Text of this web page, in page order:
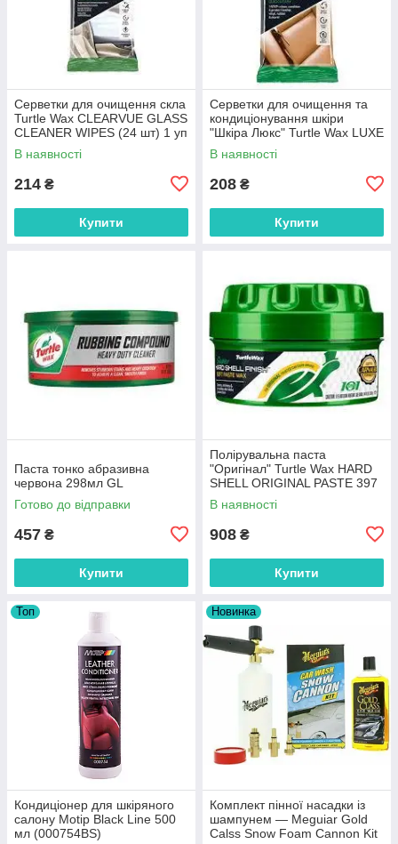
Серветки для очищення скла
Turtle Wax CLEARVUE GLASS
CLEANER WIPES (24 шт) 1 уп
В наявності
214 ₴
Купити
Серветки для очищення та
кондиціонування шкіри
"Шкіра Люкс" Turtle Wax LUXE
LEATHER WIPES (24 шт) 1 уп
В наявності
208 ₴
Купити
Паста тонко абразивна
червона 298мл GL
Готово до відправки
457 ₴
Купити
Полірувальна паста
"Оригінал" Turtle Wax HARD
SHELL ORIGINAL PASTE 397
гВ наявності
908 ₴
Купити
Топ
Кондиціонер для шкіряного
салону Motip Black Line 500
мл (000754BS)
Новинка
Комплект пінної насадки із
шампунем — Meguiar Gold
Calss Snow Foam Cannon Kit